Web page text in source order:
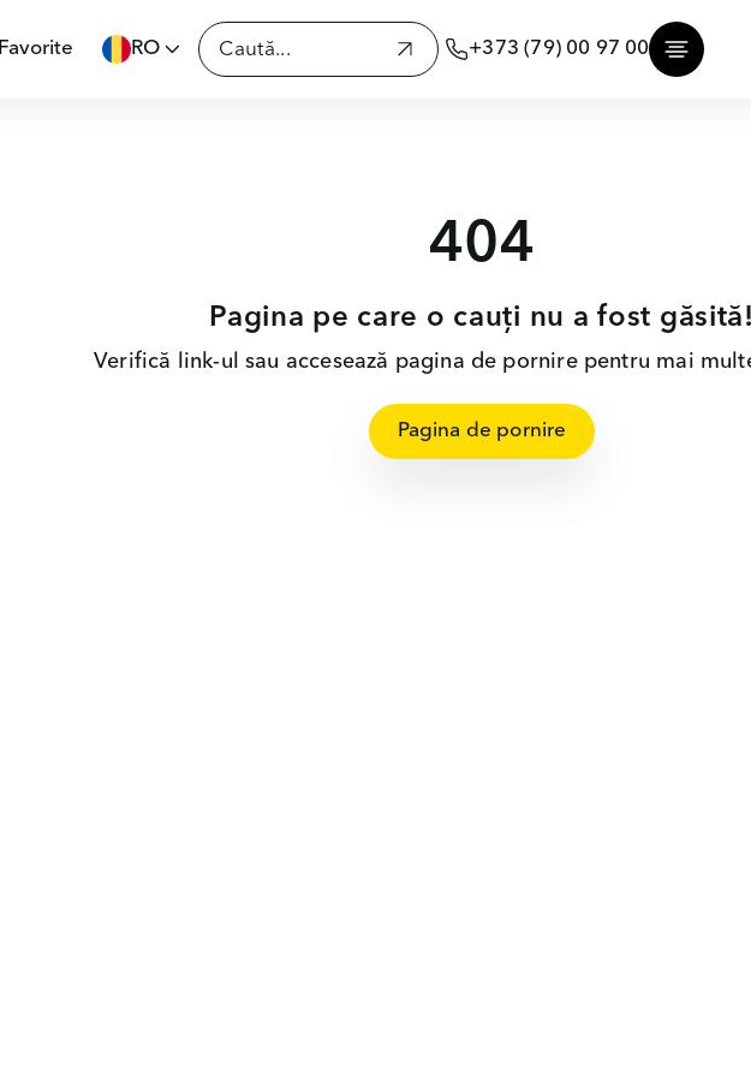
Favorite RO +373 (79) 00 97 00
404
Pagina pe care o cauți nu a fost găsită!
Verifică link-ul sau accesează pagina de pornire pentru mai
Pagina de pornire